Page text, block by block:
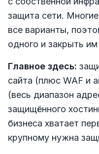
защита сети.
все варианты,
одного и закрыть
Главное здесь:
сайта (плюс WAF и
(весь диапазон
защищённого
бизнеса хватает
крупному нужна